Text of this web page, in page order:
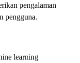
pengalaman
pengguna.
learning